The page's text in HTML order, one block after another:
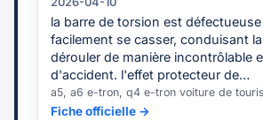
la barre de torsion est
facilement se casser, conduisant
dérouler de manière incontrôlable
d'accident. l'effet protecteur de…
a5, a6 e-tron, q4 e-tron voiture de
Fiche officielle →